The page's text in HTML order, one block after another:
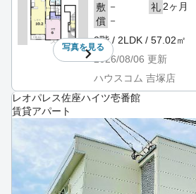
写真を見る
敷 － 礼 2ヶ月
償 －
2階 / 2LDK / 57.02㎡
2026/08/06 更新
ハウスコム 吉塚店
レオパレス佐座ハイツ壱番館
賃貸アパート